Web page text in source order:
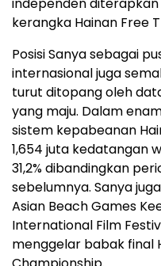
kerangka Hainan Free
Posisi Sanya sebagai
internasional juga
turut ditopang oleh
yang maju. Dalam
sistem kepabeanan
1,654 juta kedatangan
31,2% dibandingkan
sebelumnya. Sanya
Asian Beach Games
International Film
menggelar babak final